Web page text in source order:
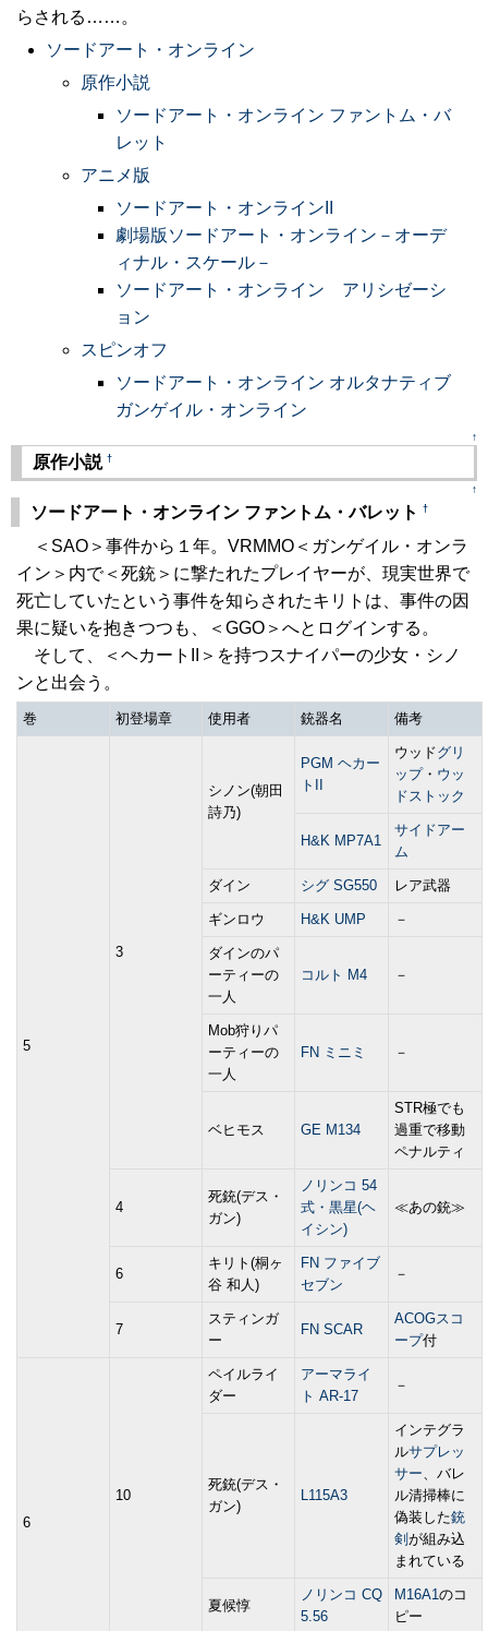
らされる……。
ソードアート・オンライン
原作小説
ソードアート・オンライン ファントム・バ
レット
アニメ版
ソードアート・オンラインII
劇場版ソードアート・オンライン－オーデ
ィナル・スケール－
ソードアート・オンライン アリシゼーシ
ョン
スピンオフ
ソードアート・オンライン オルタナティブ
ガンゲイル・オンライン
↑
原作小説 †
↑
ソードアート・オンライン ファントム・バレット †
＜SAO＞事件から１年。VRMMO＜ガンゲイル・オンラ
イン＞内で＜死銃＞に撃たれたプレイヤーが、現実世界で
死亡していたという事件を知らされたキリトは、事件の因
果に疑いを抱きつつも、＜GGO＞へとログインする。
そして、＜ヘカートII＞を持つスナイパーの少女・シノ
ンと出会う。
巻 初登場章 使用者 銃器名 備考
5
3
シノン(朝田
詩乃)
PGM ヘカー
トII
ウッドグリ
ップ・ ウッ
ドストック
H&K MP7A1
サイドアー
ム
ダイン シグ SG550 レア武器
ギンロウ H&K UMP －
ダインのパ
ーティーの
一人
コルト M4 －
Mob狩りパ
ーティーの
一人
FN ミニミ －
ベヒモス GE M134
STR極でも
過重で移動
ペナルティ
4
死銃(デス・
ガン)
ノリンコ 54
式・黒星(ヘ
イシン)
≪あの銃≫
6
キリト(桐ヶ
谷 和人)
FN ファイブ
セブン
－
7
スティンガ
ー
FN SCAR
ACOGスコ
ープ付
6
10
ペイルライ
ダー
アーマライ
ト AR-17
－
死銃(デス・
ガン)
L115A3
インテグラ
ルサプレッ
サー、バレ
ル清掃棒に
偽装した銃
剣 が組み込
まれている
夏候惇
ノリンコ CQ
5.56
M16A1のコ
ピー